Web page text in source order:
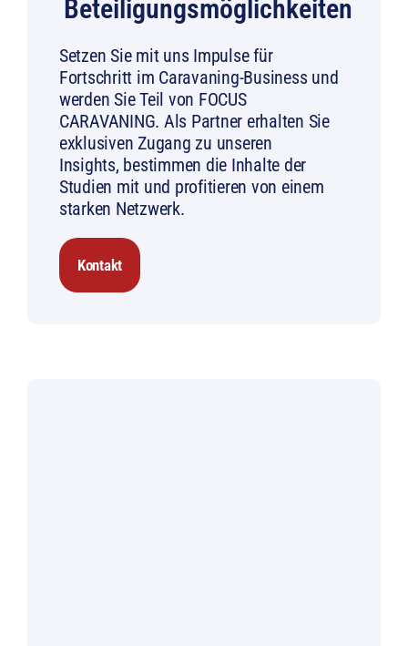
Beteiligungsmöglichkeiten
Setzen Sie mit uns Impulse für
Fortschritt im Caravaning-Business und
werden Sie Teil von FOCUS
CARAVANING. Als Partner erhalten Sie
exklusiven Zugang zu unseren
Insights, bestimmen die Inhalte der
Studien mit und profitieren von einem
starken Netzwerk.
Kontakt